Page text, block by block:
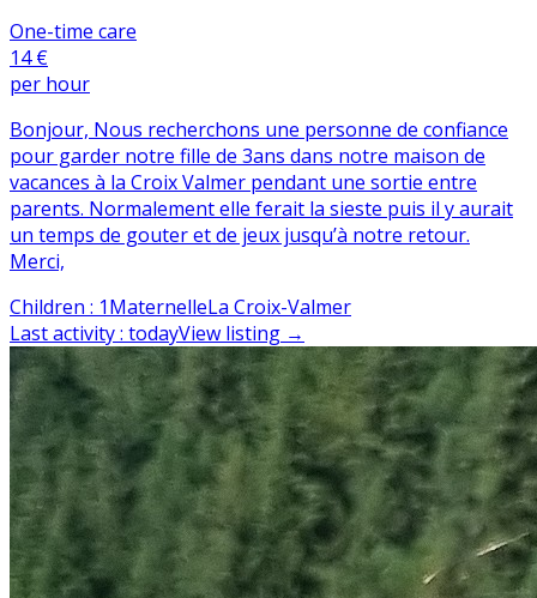
One-time care
14 €
per hour
Bonjour, Nous recherchons une personne de confiance
pour garder notre fille de 3ans dans notre maison de
vacances à la Croix Valmer pendant une sortie entre
parents. Normalement elle ferait la sieste puis il y aurait
un temps de gouter et de jeux jusqu’à notre retour.
Merci,
Children : 1MaternelleLa Croix-Valmer
Last activity: todayView listing →